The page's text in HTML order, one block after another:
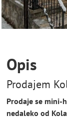
Opis
Prodajem
Prodaje se mini-
nedaleko od